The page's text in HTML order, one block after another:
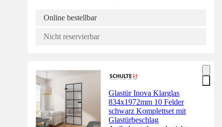
Online bestellbar
Nicht reservierbar
Glastür Inova Klarglas
834x1972mm 10 Felder
schwarz Komplettset mit
Glastürbeschlag